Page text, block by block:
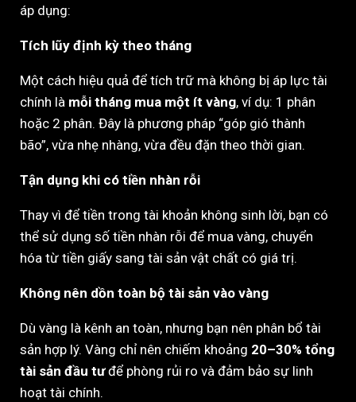
áp dụng:
Tích lũy định kỳ theo tháng
Một cách hiệu quả để tích trữ mà không bị áp lực tài
chính là mỗi tháng mua một ít vàng, ví dụ: 1 phân
hoặc 2 phân. Đây là phương pháp “góp gió thành
bão”, vừa nhẹ nhàng, vừa đều đặn theo thời gian.
Tận dụng khi có tiền nhàn rỗi
Thay vì để tiền trong tài khoản không sinh lời, bạn có
thể sử dụng số tiền nhàn rỗi để mua vàng, chuyển
hóa từ tiền giấy sang tài sản vật chất có giá trị.
Không nên dồn toàn bộ tài sản vào vàng
Dù vàng là kênh an toàn, nhưng bạn nên phân bổ tài
sản hợp lý. Vàng chỉ nên chiếm khoảng 20–30% tổng
tài sản đầu tưđể phòng rủi ro và đảm bảo sự linh
hoạt tài chính.